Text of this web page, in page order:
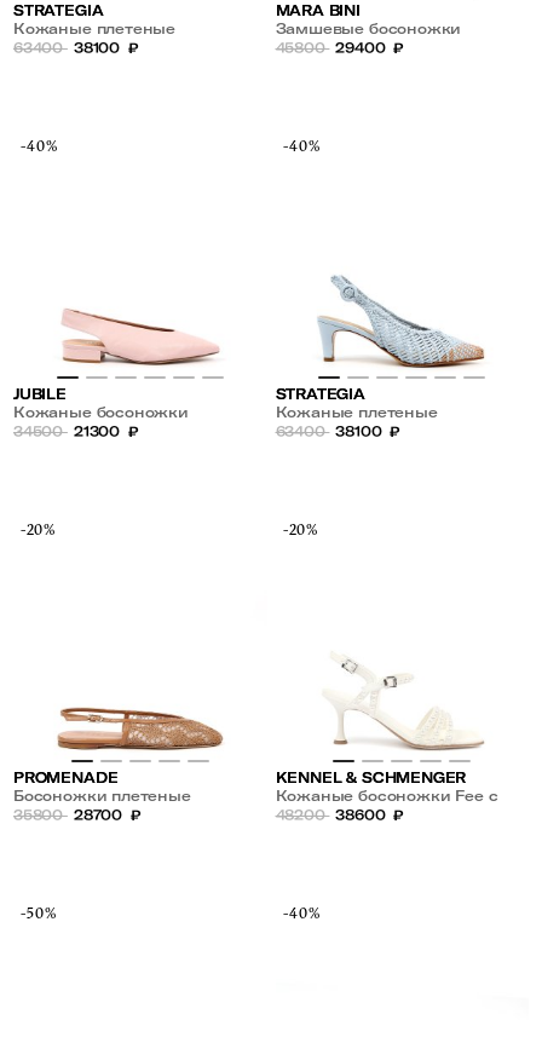
STRATEGIA
Кожаные плетеные
босоножки
63400 38100 ₽
MARA BINI
Замшевые босоножки
45800 29400 ₽
-40%
JUBILE
Кожаные босоножки
34500 21300 ₽
-40%
STRATEGIA
Кожаные плетеные
босоножки
63400 38100 ₽
-20%
PROMENADE
Босоножки плетеные
35800 28700 ₽
-20%
KENNEL & SCHMENGER
Кожаные босоножки Fee с
жемчугом
48200 38600 ₽
-50% -40%